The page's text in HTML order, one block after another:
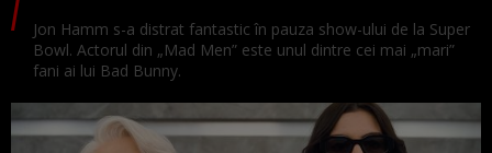
Jon Hamm s-a distrat fantastic în pauza show-ului de la Super
Bowl. Actorul din „Mad Men” este unul dintre cei mai „mari”
fani ai lui Bad Bunny.